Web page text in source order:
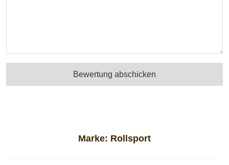
Marke: Rollsport
Bewertung abschicken